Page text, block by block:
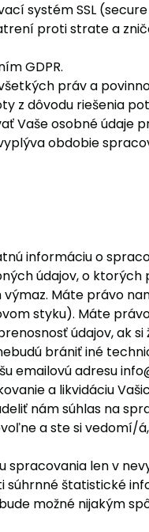
systém SSL
proti strate a
GDPR.
práv a
z dôvodu riešenia
Vaše osobné údaje
obdobie
informáciu o
údajov, o ktorých
Máte právo
styku). Máte
údajov, ak
brániť iné
emailovú adresu
a likvidáciu
nám súhlas na
a ste si vedomí/
len v
štatistické
možné nijakým